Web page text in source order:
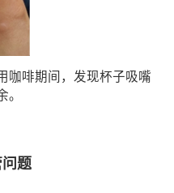
咖啡期间，发现杯子吸嘴
题